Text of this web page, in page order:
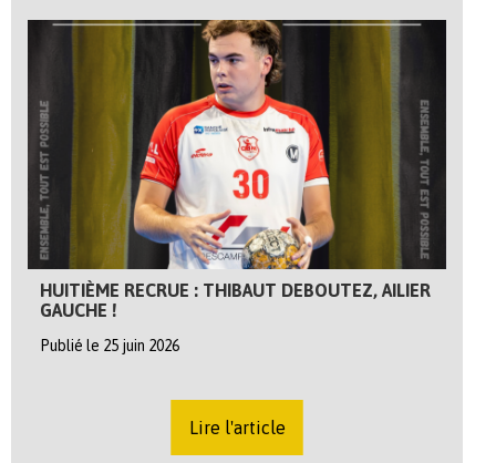
HUITIÈME RECRUE : THIBAUT DEBOUTEZ, AILIER
GAUCHE !
Publié le 25 juin 2026
Lire l'article